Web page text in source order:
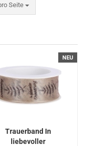
Seite
NEU
Trauerband In
liebevoller